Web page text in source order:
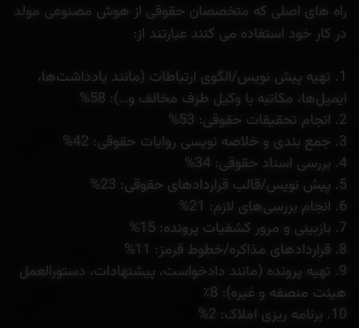
راه های اصلی که متخصصان حقوقی از هوش مصنوعی مولد
در کار خود استفاده می کنند عبارتند از:
تهیه پیش نویس/الگوی ارتباطات (مانند یادداشت‌ها،
ایمیل‌ها، مکاتبه با وکیل طرف مخالف و…): 58%
انجام تحقیقات حقوقی: 53%
جمع بندی و خلاصه نویسی روایات حقوقی: 42%
بررسی اسناد حقوقی: 34%
پیش نویس/قالب قراردادهای حقوقی: 23%
انجام بررسی‌های لازم: 21%
بازبینی و مرور کشفیات پرونده: 15%
قراردادهای مذاکره/خطوط قرمز: 11%
تهیه پرونده (مانند دادخواست، پیشنهادات، دستورالعمل
هیئت منصفه و غیره): 8٪
برنامه ریزی املاک: 2%